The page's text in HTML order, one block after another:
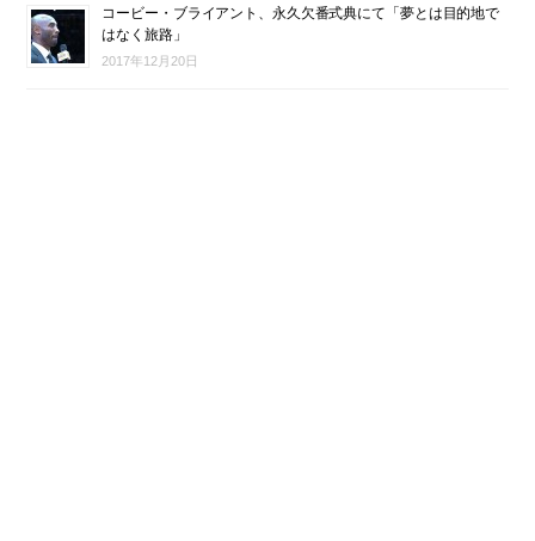
コービー・ブライアント、永久欠番式典にて「夢とは目的地で
はなく旅路」
2017年12月20日